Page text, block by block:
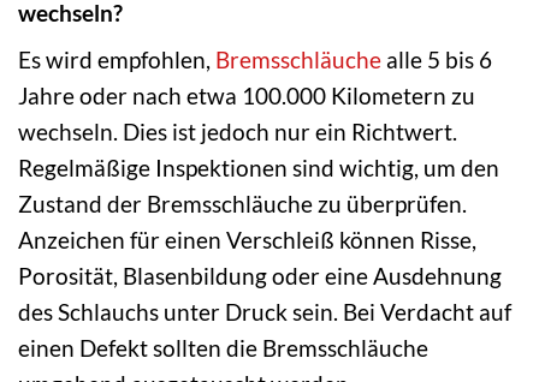
wechseln?
Es wird empfohlen, Bremsschläuche alle 5 bis 6
Jahre oder nach etwa 100.000 Kilometern zu
wechseln. Dies ist jedoch nur ein Richtwert.
Regelmäßige Inspektionen sind wichtig, um den
Zustand der Bremsschläuche zu überprüfen.
Anzeichen für einen Verschleiß können Risse,
Porosität, Blasenbildung oder eine Ausdehnung
des Schlauchs unter Druck sein. Bei Verdacht auf
einen Defekt sollten die Bremsschläuche